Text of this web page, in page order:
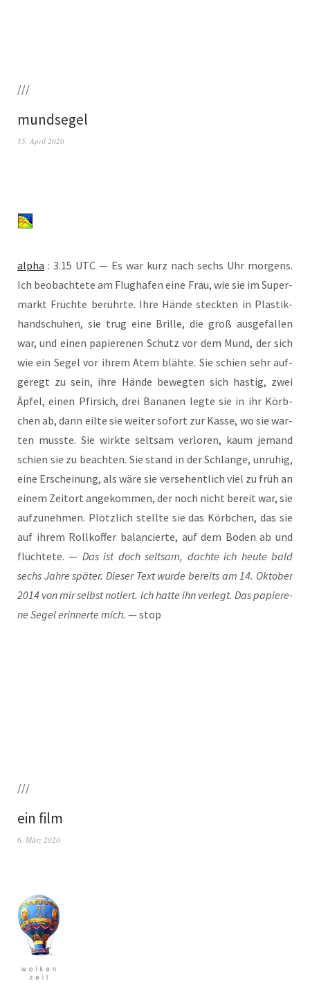
///
mundsegel
15. April 2020
alpha : 3.15 UTC — Es war kurz nach sechs Uhr mor­gens.
Ich beob­ach­te­te am Flug­ha­fen eine Frau, wie sie im Super­
markt Früch­te berühr­te. Ihre Hän­de steck­ten in Plas­tik­
hand­schu­hen, sie trug eine Bril­le, die groß aus­ge­fal­len
war, und einen papie­re­nen Schutz vor dem Mund, der sich
wie ein Segel vor ihrem Atem bläh­te. Sie schien sehr auf­
ge­regt zu sein, ihre Hän­de beweg­ten sich has­tig, zwei
Äpfel, einen Pfir­sich, drei Bana­nen leg­te sie in ihr Körb­
chen ab, dann eil­te sie wei­ter sofort zur Kas­se, wo sie war­
ten muss­te. Sie wirk­te selt­sam ver­lo­ren, kaum jemand
schien sie zu beach­ten. Sie stand in der Schlan­ge, unru­hig,
eine Erschei­nung, als wäre sie ver­se­hent­lich viel zu früh an
einem Zeit­ort ange­kom­men, der noch nicht bereit war, sie
auf­zu­neh­men. Plötz­lich stell­te sie das Körb­chen, das sie
auf ihrem Roll­kof­fer balan­cier­te, auf dem Boden ab und
flüch­te­te. — Das ist doch selt­sam, dach­te ich heu­te bald
sechs Jah­re spä­ter. Die­ser Text wur­de bereits am 14. Okto­ber
2014 von mir selbst notiert. Ich hat­te ihn ver­legt. Das papie­re­
ne Segel erin­ner­te mich. — stop
///
ein film
6. März 2020